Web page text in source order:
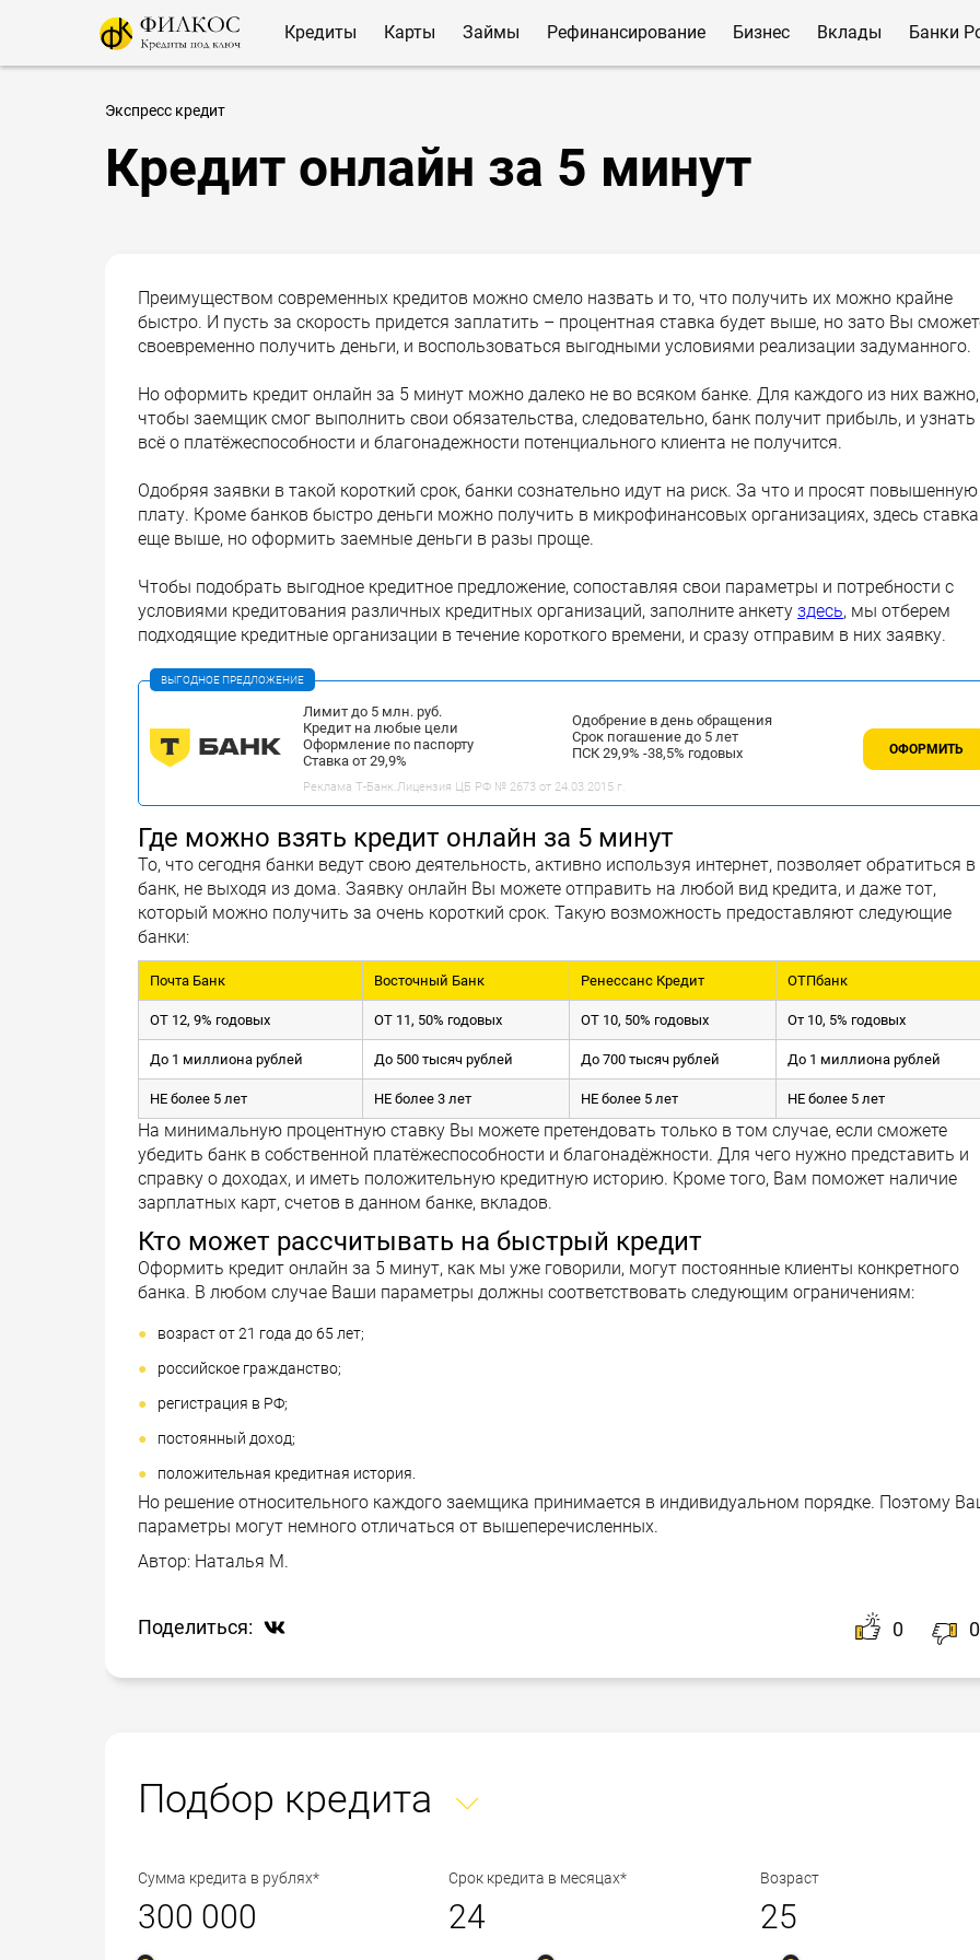
Кредиты Карты Займы Рефинансирование Бизнес Вклады Банки
Экспресс кредит
Кредит онлайн за 5 минут
Преимуществом современных кредитов можно смело назвать и то, что получить их можно крайне
быстро. И пусть за скорость придется заплатить – процентная ставка будет выше, но зато Вы
своевременно получить деньги, и воспользоваться выгодными условиями реализации задуманного.
Но оформить кредит онлайн за 5 минут можно далеко не во всяком банке. Для каждого из них важно,
чтобы заемщик смог выполнить свои обязательства, следовательно, банк получит прибыль, и узнать
всё о платёжеспособности и благонадежности потенциального клиента не получится.
Одобряя заявки в такой короткий срок, банки сознательно идут на риск. За что и просят повышенную
плату. Кроме банков быстро деньги можно получить в микрофинансовых организациях, здесь ставка
еще выше, но оформить заемные деньги в разы проще.
Чтобы подобрать выгодное кредитное предложение, сопоставляя свои параметры и потребности с
условиями кредитования различных кредитных организаций, заполните анкету здесь, мы отберем
подходящие кредитные организации в течение короткого времени, и сразу отправим в них заявку.
ВЫГОДНОЕ ПРЕДЛОЖЕНИЕ
Лимит до 5 млн. руб.
Кредит на любые цели
Оформление по паспорту
Ставка от 29,9%
Одобрение в день обращения
Срок погашение до 5 лет
ПСК 29,9% -38,5% годовых
Реклама Т-Банк.Лицензия ЦБ РФ № 2673 от 24.03.2015 г.
ОФОРМИТЬ
Где можно взять кредит онлайн за 5 минут
То, что сегодня банки ведут свою деятельность, активно используя интернет, позволяет обратиться в
банк, не выходя из дома. Заявку онлайн Вы можете отправить на любой вид кредита, и даже тот,
который можно получить за очень короткий срок. Такую возможность предоставляют следующие
банки:
Почта Банк Восточный Банк Ренессанс Кредит ОТПбанк
ОТ 12, 9% годовых ОТ 11, 50% годовых ОТ 10, 50% годовых От 10, 5% годовых
До 1 миллиона рублей До 500 тысяч рублей До 700 тысяч рублей До 1 миллиона рублей
НЕ более 5 лет НЕ более 3 лет НЕ более 5 лет НЕ более 5 лет
На минимальную процентную ставку Вы можете претендовать только в том случае, если сможете
убедить банк в собственной платёжеспособности и благонадёжности. Для чего нужно представить и
справку о доходах, и иметь положительную кредитную историю. Кроме того, Вам поможет наличие
зарплатных карт, счетов в данном банке, вкладов.
Кто может рассчитывать на быстрый кредит
Оформить кредит онлайн за 5 минут, как мы уже говорили, могут постоянные клиенты конкретного
банка. В любом случае Ваши параметры должны соответствовать следующим ограничениям:
возраст от 21 года до 65 лет;
российское гражданство;
регистрация в РФ;
постоянный доход;
положительная кредитная история.
Но решение относительного каждого заемщика принимается в индивидуальном порядке. Поэтому
параметры могут немного отличаться от вышеперечисленных.
Автор: Наталья М.
Поделиться: 0 0
Подбор кредита
Сумма кредита в рублях* Срок кредита в месяцах* Возраст